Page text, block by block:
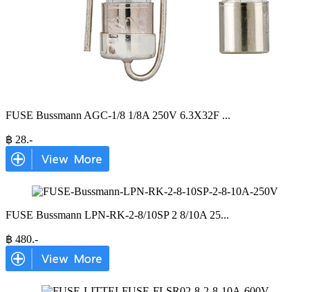
FUSE Bussmann AGC-1/8 1/8A 250V 6.3X32F ...
฿ 28.-
FUSE Bussmann LPN-RK-2-8/10SP 2 8/10A 25...
฿ 480.-